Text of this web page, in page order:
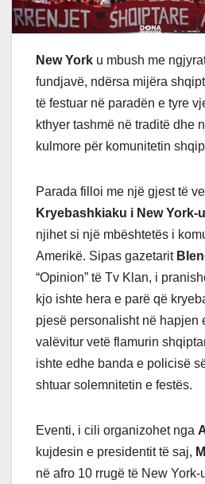
New York u mbush me
fundjavë, ndërsa mijëra
të festuar në paradën e tyre
kthyer tashmë në traditë dhe
kulmore për komunitetin
Parada filloi me një gjest të
Kryebashkiaku i New York-
njihet si një mbështetës i
Amerikë. Sipas gazetarit
“Opinion” të Tv Klan, i
kjo ishte hera e parë që
pjesë personalisht në hapjen
valëvitur vetë flamurin
ishte edhe banda e policisë
shtuar solemnitetin e festës.
Eventi, i cili organizohet nga
kujdesin e presidentit të saj,
në afro 10 rrugë të New